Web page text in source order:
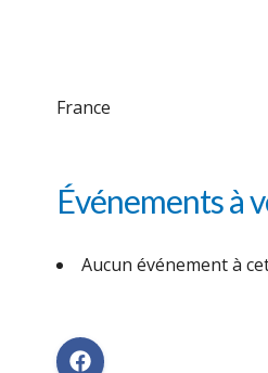
France
Événements à
Aucun événement à